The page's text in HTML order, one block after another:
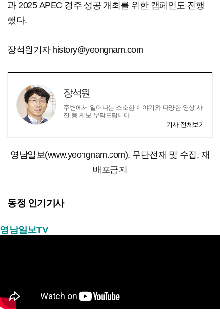
과 2025 APEC 경주 성공 개최를 위한 캠페인도 진행
했다.
장석원기자 history@yeongnam.com
장석원
주변에서 일어나는 소소한 이야기와 다양한 영상·사
진 등 제보 부탁드립니다.
기사 전체보기
영남일보(www.yeongnam.com), 무단전재 및 수집, 재
배포금지
동정 인기기사
영남일보TV